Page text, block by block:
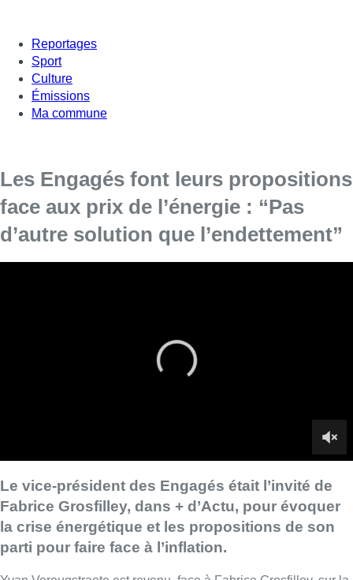
Reportages
Sport
Culture
Émissions
Ma commune
Les Engagés font leurs propositions
face aux prix de l’énergie : “Pas
d’autre solution que l’endettement”
Yvan Verougstraete est revenu, face à Fabrice Grosfilley, sur la
la crise énergétique. Le parti estime que le gouvernement
encore beaucoup de boulot pour qu’on fasse les changements
gouvernement semble avoir deux de tension, l’heure est à
l’électrochoc”, estime Yvan Verougstraete.“Cela fait des
semaines que c’est trop tard. Le Codeco a décidé de ne rien
décider”,s’indigne-t-il.
Au-delà de ces constatations, quelles solutions Les Engagés